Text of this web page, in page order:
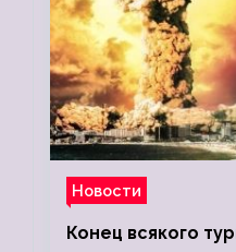
Новости
Конец всякого